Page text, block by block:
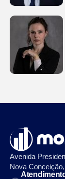
Avenida
Nova